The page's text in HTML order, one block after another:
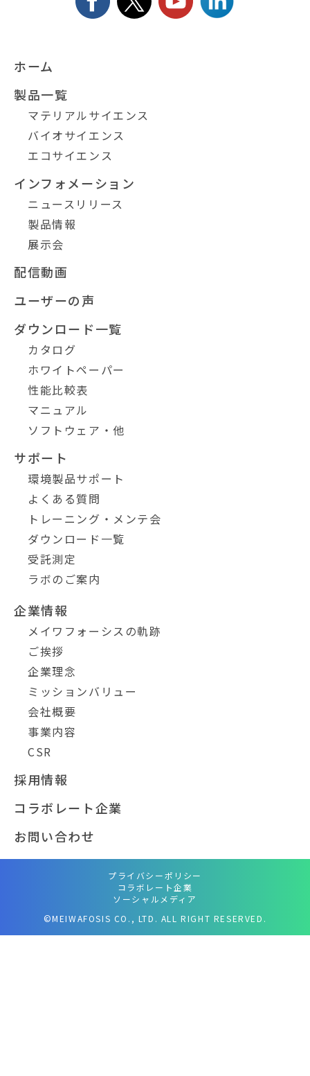
ホーム
製品一覧
マテリアルサイエンス
バイオサイエンス
エコサイエンス
インフォメーション
ニュースリリース
製品情報
展示会
配信動画
ユーザーの声
ダウンロード一覧
カタログ
ホワイトペーパー
性能比較表
マニュアル
ソフトウェア・他
サポート
環境製品サポート
よくある質問
トレーニング・メンテ会
ダウンロード一覧
受託測定
ラボのご案内
企業情報
メイワフォーシスの軌跡
ご挨拶
企業理念
ミッションバリュー
会社概要
事業内容
CSR
採用情報
コラボレート企業
お問い合わせ
プライバシーポリシー
コラボレート企業
ソーシャルメディア
©MEIWAFOSIS CO., LTD. ALL RIGHT RESERVED.